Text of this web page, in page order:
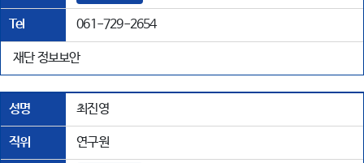
Tel 061-729-2654
재단 정보보안
성명 최진영
직위 연구원